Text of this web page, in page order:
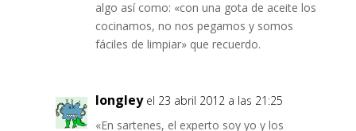
algo así como: «con una gota de aceite los
cocinamos, no nos pegamos y somos
fáciles de limpiar» que recuerdo.
longley el 23 abril 2012 a las 21:25
«En sartenes, el experto soy yo y los